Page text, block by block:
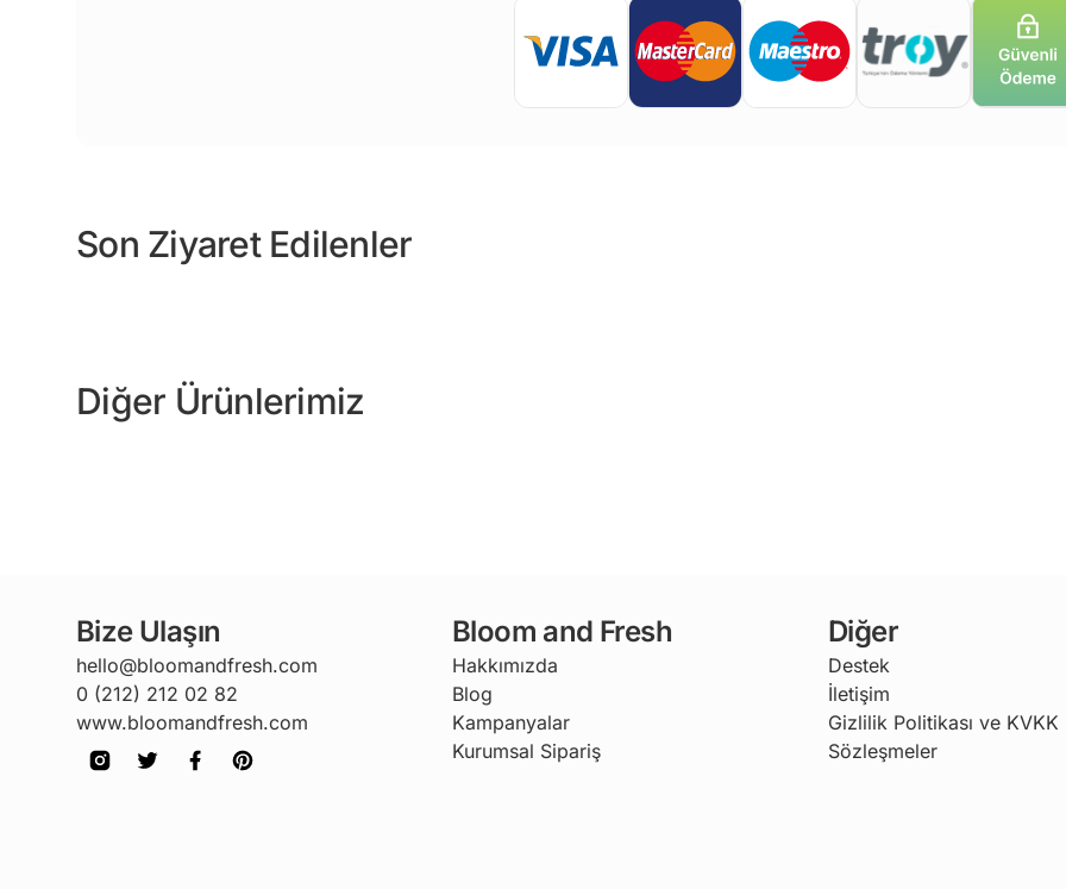
Son Ziyaret Edilenler
Diğer Ürünlerimiz
Bize Ulaşın
hello@bloomandfresh.com
0 (212) 212 02 82
www.bloomandfresh.com
Bloom and Fresh
Hakkımızda
Blog
Kampanyalar
Kurumsal Sipariş
Diğer
Destek
İletişim
Gizlilik Politikası ve KVKK
Sözleşmeler